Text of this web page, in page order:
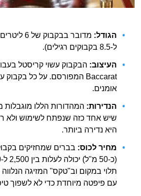
הגודל:
מדובר בבקבוק
ל-8.5 בקבוקים רגילים).
העיצוב: הבקבוק עשוי קריסטל
אומנים.
הנדירות: המהדורות הללו מוגבלות
שיש אחד כזה שנפתח לשימוש ולא
היא נדירה ביותר.
מחיר לכוס: בברים שמחזיקים
תלוי במקום וב"טקס" המזיגה
עם פיפטה מיוחדת כדי לא לשפוך